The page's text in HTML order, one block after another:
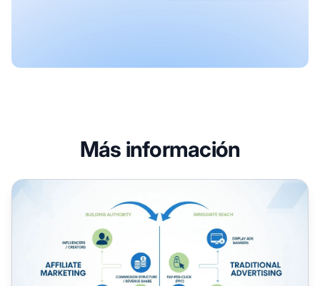
Más información
Marketing de Afiliados vs Publicidad: Diferencias Clave